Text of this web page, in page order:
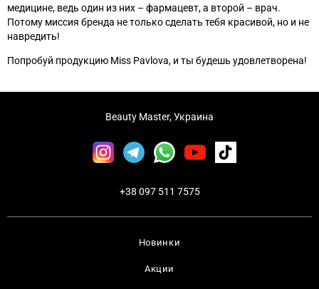
медицине, ведь один из них – фармацевт, а второй – врач.
Потому миссия бренда не только сделать тебя красивой, но и не
навредить!
Попробуй продукцию Miss Pavlova, и ты будешь удовлетворена!
Новинки
Акции
Beauty Master, Украина
+38 097 511 7575